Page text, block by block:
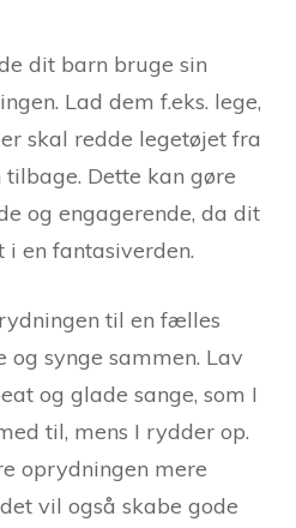
dit barn bruge sin
Lad dem f.eks. lege,
skal redde legetøjet fra
Dette kan gøre
og engagerende, da dit
en fantasiverden.
til en fælles
synge sammen. Lav
og glade sange, som I
til, mens I rydder op.
oprydningen mere
vil også skabe gode